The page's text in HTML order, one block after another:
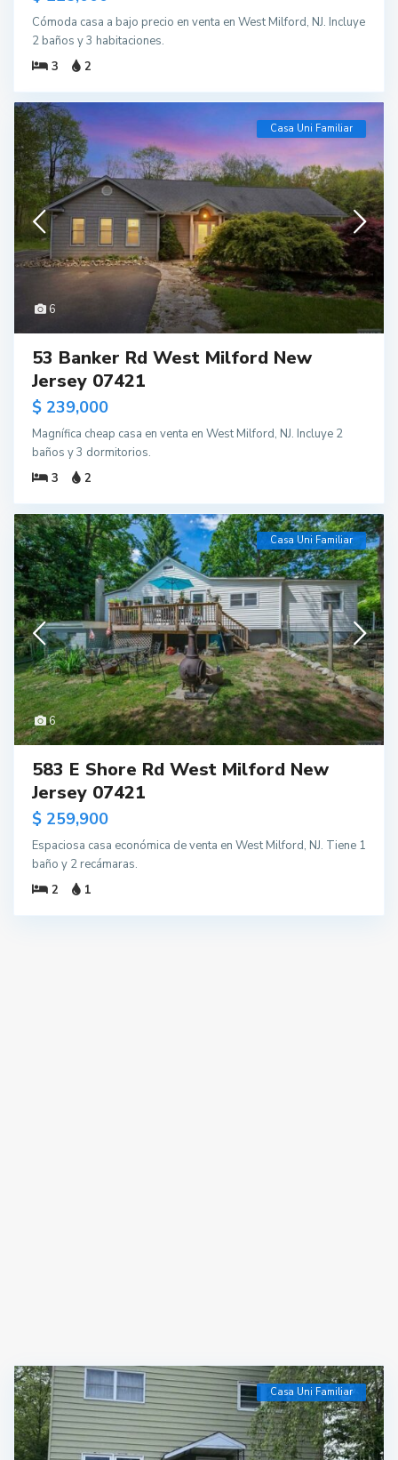
Cómoda casa a bajo precio en venta en West Milford, NJ. Incluye
2 baños y 3 habitaciones.
3
2
6
Casa Uni Familiar
53 Banker Rd West Milford New
Jersey 07421
$ 239,000
Magnífica cheap casa en venta en West Milford, NJ. Incluye 2
baños y 3 dormitorios.
3
2
6
Casa Uni Familiar
583 E Shore Rd West Milford New
Jersey 07421
$ 259,900
Espaciosa casa económica de venta en West Milford, NJ. Tiene 1
baño y 2 recámaras.
2
1
Casa Uni Familiar